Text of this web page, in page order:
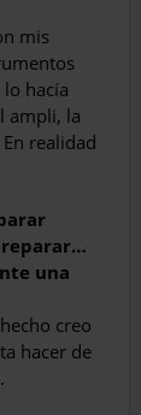
mis
hacía
ampli, la
realidad
una
creo
hacer de